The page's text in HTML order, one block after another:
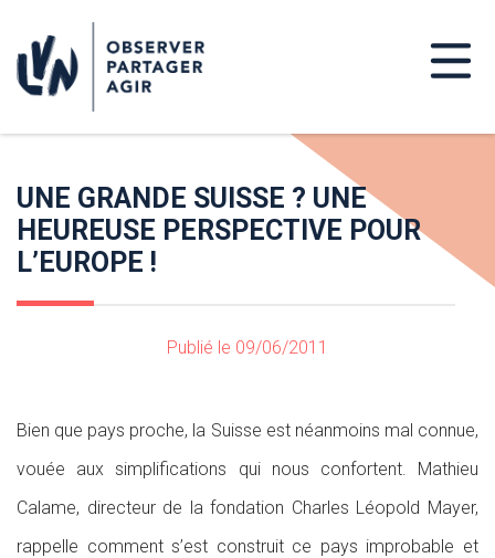
UNE GRANDE SUISSE ? UNE
HEUREUSE PERSPECTIVE POUR
L’EUROPE !
Publié le 09/06/2011
Bien que pays proche, la Suisse est néanmoins mal connue,
vouée aux simplifications qui nous confortent. Mathieu
Calame, directeur de la fondation Charles Léopold Mayer,
rappelle comment s’est construit ce pays improbable et